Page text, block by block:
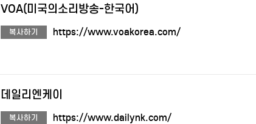
VOA(미국의소리방송-한국어)
복사하기 https://www.voakorea.com/
데일리엔케이
복사하기 https://www.dailynk.com/